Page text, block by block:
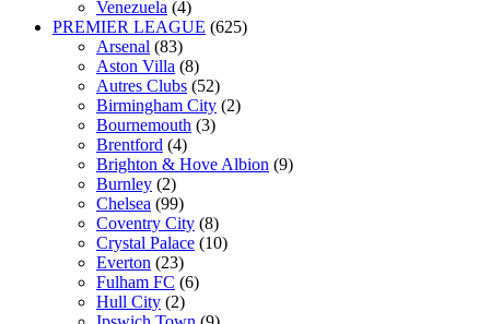
Venezuela (4)
PREMIER LEAGUE (625)
Arsenal (83)
Aston Villa (8)
Autres Clubs (52)
Birmingham City (2)
Bournemouth (3)
Brentford (4)
Brighton & Hove Albion (9)
Burnley (2)
Chelsea (99)
Coventry City (8)
Crystal Palace (10)
Everton (23)
Fulham FC (6)
Hull City (2)